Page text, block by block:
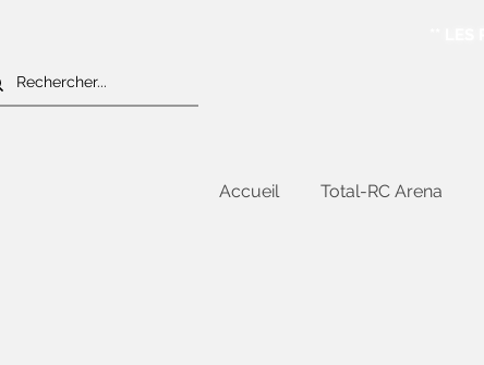
Accueil Total-RC Arena